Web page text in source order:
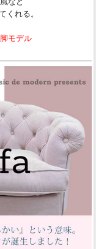
くれる。
モデル